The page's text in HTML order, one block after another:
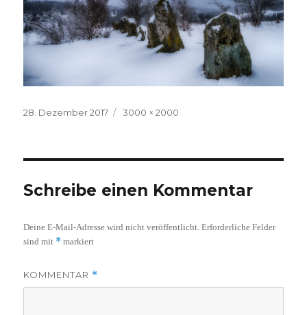
Veröffentlicht
28. Dezember 2017
Volle
3000 × 2000
Schreibe einen Kommentar
Deine E-Mail-Adresse wird nicht veröffentlicht. Erforderliche Felder
sind mit * markiert
KOMMENTAR *